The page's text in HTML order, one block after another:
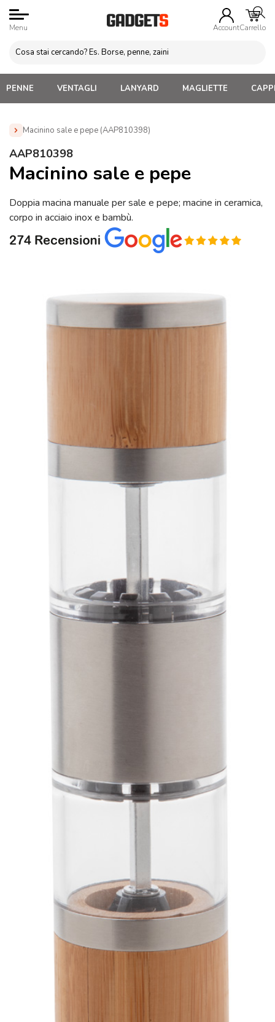
Menu AccountCarrello
PENNE VENTAGLI LANYARD MAGLIETTE
Macinino sale e pepe (AAP810398)
Home » Gadget Cucina
AAP810398
Macinino sale e pepe
Doppia macina manuale per sale e pepe; macine in ceramica,
corpo in acciaio inox e bambù.